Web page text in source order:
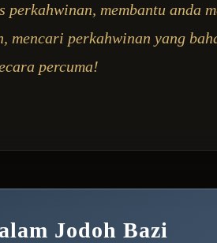
membantu anda
mencari perkahwinan yang
percuma!
Jodoh Bazi